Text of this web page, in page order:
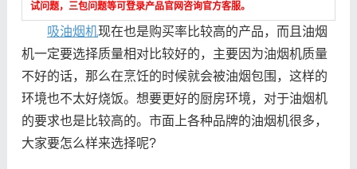
试问题，三包问题等可登录产品官网咨询官方客服。
吸油烟机现在也是购买率比较高的产品，而且油烟
机一定要选择质量相对比较好的，主要因为油烟机质量
不好的话，那么在烹饪的时候就会被油烟包围，这样的
环境也不太好烧饭。想要更好的厨房环境，对于油烟机
的要求也是比较高的。市面上各种品牌的油烟机很多，
大家要怎么样来选择呢?